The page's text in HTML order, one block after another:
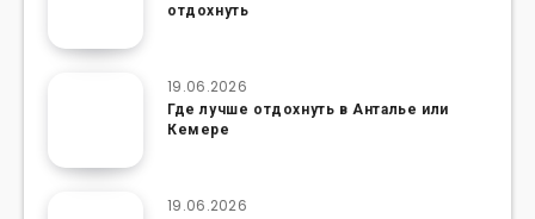
отдохнуть
19.06.2026
Где лучше отдохнуть в Анталье или
Кемере
19.06.2026